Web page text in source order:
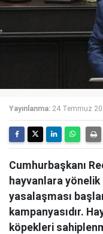
Yayınlanma: 24 Temmuz
Cumhurbaşkanı
hayvanlara
yasalaşması
kampanyasıdır.
köpekleri